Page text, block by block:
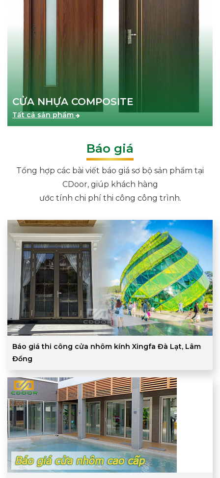
CỬA NHỰA COMPOSITE
Tất cả sản phẩm
Báo giá
Tổng hợp các bài viết báo giá sơ bộ sản phẩm tại
CDoor, giúp khách hàng
ước tính chi phí thi công công trình.
Báo giá thi công cửa nhôm kính Xingfa Đà Lạt, Lâm
Đồng